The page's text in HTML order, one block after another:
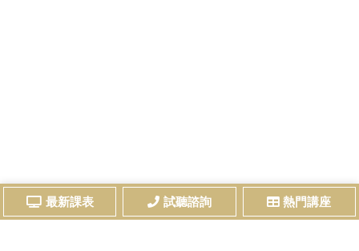
最新課表 試聽諮詢 熱門講座